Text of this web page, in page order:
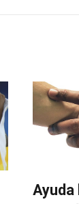
Ayuda